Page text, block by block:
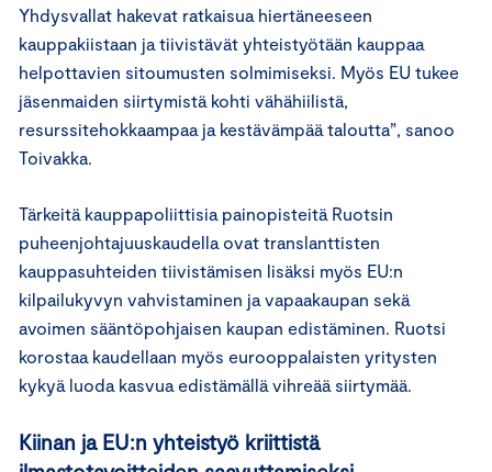
Yhdysvallat hakevat ratkaisua hiertäneeseen
kauppakiistaan ja tiivistävät yhteistyötään kauppaa
helpottavien sitoumusten solmimiseksi. Myös EU tukee
jäsenmaiden siirtymistä kohti vähähiilistä,
resurssitehokkaampaa ja kestävämpää taloutta”, sanoo
Toivakka.
Tärkeitä kauppapoliittisia painopisteitä Ruotsin
puheenjohtajuuskaudella ovat translanttisten
kauppasuhteiden tiivistämisen lisäksi myös EU:n
kilpailukyvyn vahvistaminen ja vapaakaupan sekä
avoimen sääntöpohjaisen kaupan edistäminen. Ruotsi
korostaa kaudellaan myös eurooppalaisten yritysten
kykyä luoda kasvua edistämällä vihreää siirtymää.
Kiinan ja EU:n yhteistyö kriittistä